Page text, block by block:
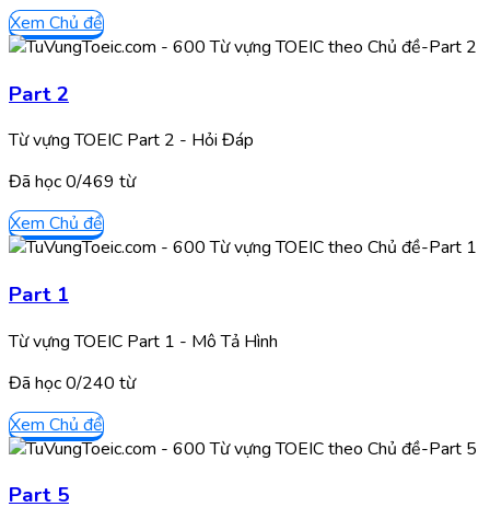
Xem Chủ đề
Part 2
Từ vựng TOEIC Part 2 - Hỏi Đáp
Đã học0/469 từ
Xem Chủ đề
Part 1
Từ vựng TOEIC Part 1 - Mô Tả Hình
Đã học0/240 từ
Xem Chủ đề
Part 5